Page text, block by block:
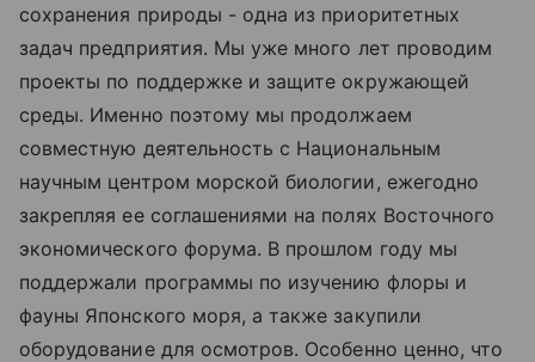
сохранения природы - одна из приоритетных
задач предприятия. Мы уже много лет проводим
проекты по поддержке и защите окружающей
среды. Именно поэтому мы продолжаем
совместную деятельность с Национальным
научным центром морской биологии, ежегодно
закрепляя ее соглашениями на полях Восточного
экономического форума. В прошлом году мы
поддержали программы по изучению флоры и
фауны Японского моря, а также закупили
оборудование для осмотров. Особенно ценно, что